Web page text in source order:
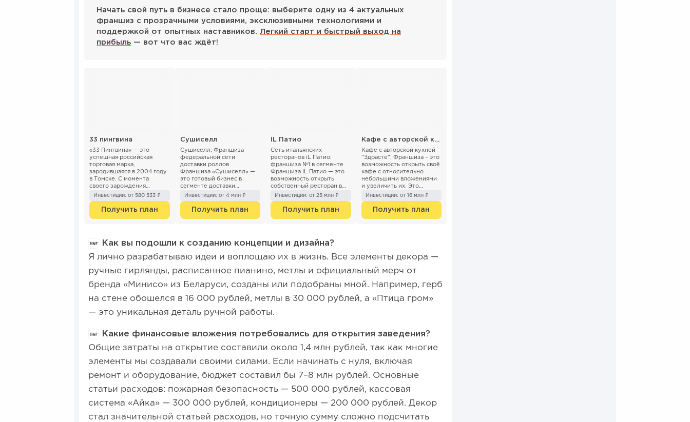
Начать свой путь в бизнесе стало проще: выберите одну из 4 актуальных
франшиз с прозрачными условиями, эксклюзивными технологиями и
поддержкой от опытных наставников. Легкий старт и быстрый выход на
прибыль — вот что вас ждёт!
33 пингвина
«33 Пингвина» — это
успешная российская
торговая марка,
зародившаяся в 2004 году
в Томске. С момента
своего зарождения
компания стремительно
развивается, расширяя
сеть кафе и точек п...
Инвестиции: от 580 533 ₽
Получить план
Сушиселл
Сушиселл: Франшиза
федеральной сети
доставки роллов
Франшиза «Сушиселл» —
это готовый бизнес в
сегменте доставки
японской кухни с
ежемесячной прибылью от
400 000 ₽. С 2013 года
мы...
Инвестиции: от 4 млн ₽
Получить план
IL Патио
Сеть итальянских
ресторанов iL Патио:
франшиза №1 в сегменте
Франшиза iL Патио — это
возможность открыть
собственный ресторан в
составе одной из
крупнейших сетей
ресторанов ...
Инвестиции: от 25 млн ₽
Получить план
Кафе с авторской кухней "Здрасте"
Кафе с авторской кухней
"Здрасте". Франшиза – это
возможность открыть своё
кафе с относительно
небольшими вложениями
и увеличить их. Это
уникальная бизнес-
модель, которая стоит де...
Инвестиции: от 16 млн ₽
Получить план
Как вы подошли к созданию концепции и дизайна?
Я лично разрабатываю идеи и воплощаю их в жизнь. Все элементы декора —
ручные гирлянды, расписанное пианино, метлы и официальный мерч от
бренда «Минисо» из Беларуси, созданы или подобраны мной. Например, герб
на стене обошелся в 16 000 рублей, метлы в 30 000 рублей, а «Птица гром»
— это уникальная деталь ручной работы.
Какие финансовые вложения потребовались для открытия заведения?
Общие затраты на открытие составили около 1,4 млн рублей, так как многие
элементы мы создавали своими силами. Если начинать с нуля, включая
ремонт и оборудование, бюджет составил бы 7–8 млн рублей. Основные
статьи расходов: пожарная безопасность — 500 000 рублей, кассовая
система «Айка» — 300 000 рублей, кондиционеры — 200 000 рублей. Декор
стал значительной статьей расходов, но точную сумму сложно подсчитать